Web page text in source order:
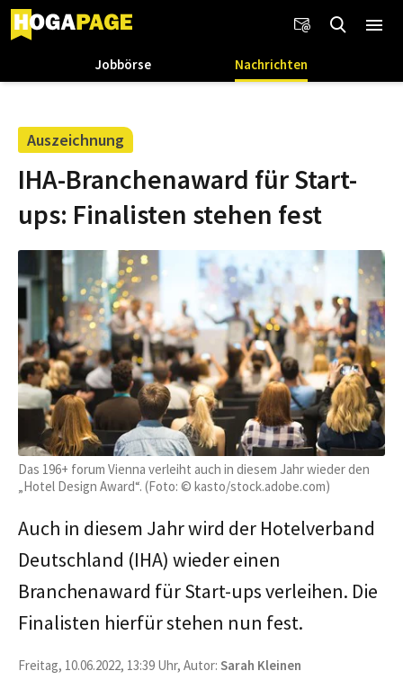
Jobbörse Nachrichten
Auszeichnung
IHA-Branchenaward für Start-
ups: Finalisten stehen fest
Das 196+ forum Vienna verleiht auch in diesem Jahr wieder den
„Hotel Design Award“. (Foto: © kasto/stock.adobe.com)
Auch in diesem Jahr wird der Hotelverband
Deutschland (IHA) wieder einen
Branchenaward für Start-ups verleihen. Die
Finalisten hierfür stehen nun fest.
Freitag, 10.06.2022, 13:39 Uhr, Autor: Sarah Kleinen